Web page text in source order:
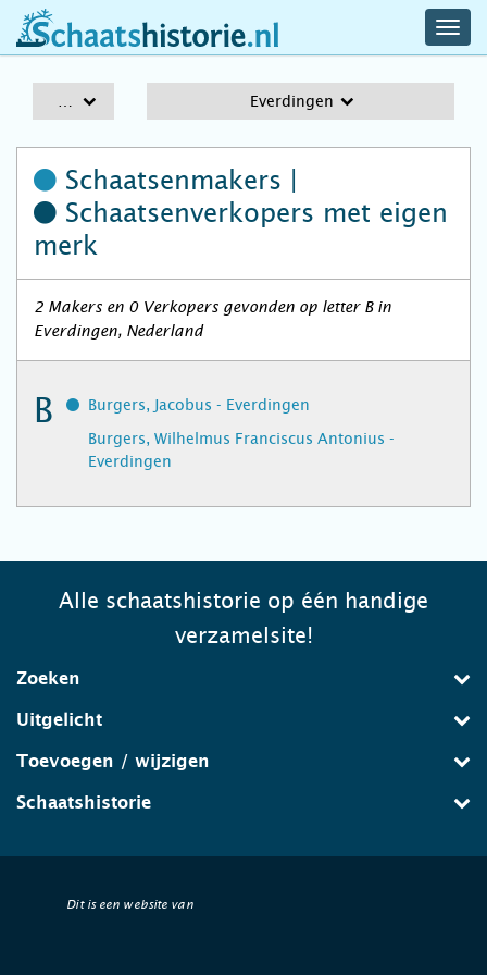
schaatshistorie.nl
Everdingen
Schaatsenmakers |
Schaatsenverkopers met eigen
merk
2 Makers en 0 Verkopers gevonden op letter B in
Everdingen, Nederland
B
Burgers, Jacobus - Everdingen
Burgers, Wilhelmus Franciscus Antonius -
Everdingen
Alle schaatshistorie op één handige
verzamelsite!
Zoeken
Uitgelicht
Toevoegen / wijzigen
Schaatshistorie
Dit is een website van